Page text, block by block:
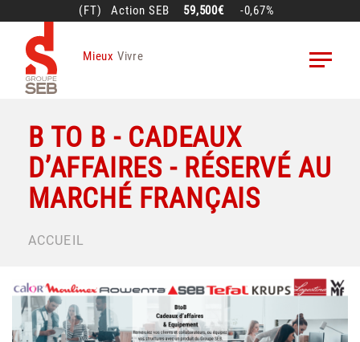
contenu
principal
(FT) ActionSEB 59,500€ -0,67%
Mieux Vivre
B TO B - CADEAUX
D’AFFAIRES - RÉSERVÉ AU
MARCHÉ FRANÇAIS
FIL
D'ARIANE
ACCUEIL